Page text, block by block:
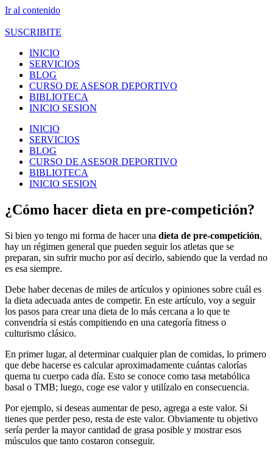
Ir al contenido
SUSCRIBITE
INICIO
SERVICIOS
BLOG
CURSO DE ASESOR DEPORTIVO
BIBLIOTECA
INICIO SESION
INICIO
SERVICIOS
BLOG
CURSO DE ASESOR DEPORTIVO
BIBLIOTECA
INICIO SESION
¿Cómo hacer dieta en pre-competición?
Si bien yo tengo mi forma de hacer una dieta de pre-competición,
hay un régimen general que pueden seguir los atletas que se
preparan, sin sufrir mucho por así decirlo, sabiendo que la verdad no
es esa siempre.
Debe haber decenas de miles de artículos y opiniones sobre cuál es
la dieta adecuada antes de competir. En este artículo, voy a seguir
los pasos para crear una dieta de lo más cercana a lo que te
convendría si estás compitiendo en una categoría fitness o
culturismo clásico.
En primer lugar, al determinar cualquier plan de comidas, lo primero
que debe hacerse es calcular aproximadamente cuántas calorías
quema tu cuerpo cada día. Esto se conoce como tasa metabólica
basal o TMB; luego, coge ese valor y utilízalo en consecuencia.
Por ejemplo, si deseas aumentar de peso, agrega a este valor. Si
tienes que perder peso, resta de este valor. Obviamente tu objetivo
sería perder la mayor cantidad de grasa posible y mostrar esos
músculos que tanto costaron conseguir.